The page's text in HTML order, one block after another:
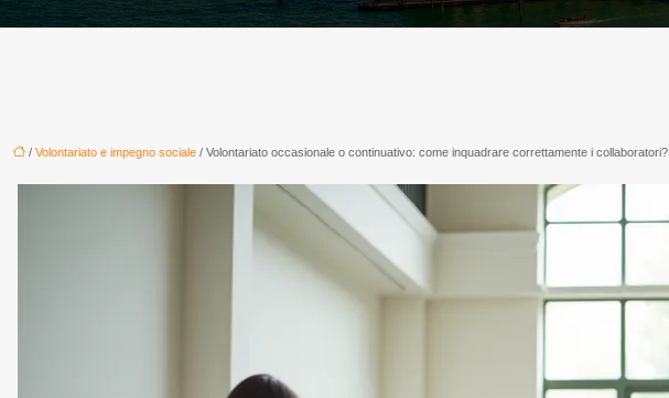
/ Volontariato e impegno sociale / Volontariato occasionale o continuativo: come inquadrare correttamente i collaboratori?